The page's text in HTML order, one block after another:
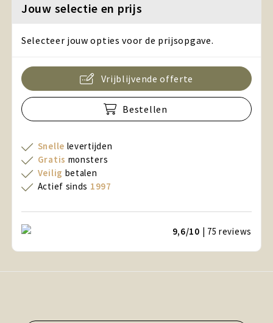
Jouw selectie en prijs
Selecteer jouw opties voor de prijsopgave.
Vrijblijvende offerte
Bestellen
Snelle levertijden
Gratis monsters
Veilig betalen
Actief sinds 1997
9,6/10 | 75reviews